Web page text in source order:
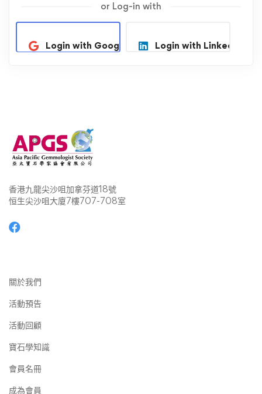
or Log-in with
Login with Google Login with Linkedin
香港九龍尖沙咀加拿芬道18號
恒生尖沙咀大廈7樓707-708室
關於我們
活動預告
活動回顧
寶石學知識
會員名冊
成為會員